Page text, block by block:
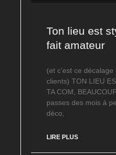
Ton lieu est
fait amateur
(et c’est ce
clients) TON LIEU
TA COM,
passes des mois à
déco,
LIRE PLUS